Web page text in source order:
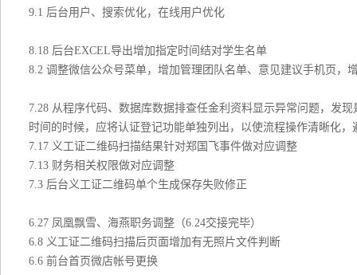
9.1 后台用户、搜索优化，在线用户优化
8.18 后台EXCEL导出增加指定时间结对学生名单
8.2 调整微信公众号菜单，增加管理团队名单、意见建议手机页，
7.28 从程序代码、数据库数据排查任金利资料显示异常问题，发
时间的时候，应将认证登记功能单独列出，以使流程操作清晰化
7.17 义工证二维码扫描结果针对郑国飞事件做对应调整
7.13 财务相关权限做对应调整
7.3 后台义工证二维码单个生成保存失败修正
6.27 凤凰飘雪、海燕职务调整（6.24交接完毕）
6.8 义工证二维码扫描后页面增加有无照片文件判断
6.6 前台首页微店帐号更换